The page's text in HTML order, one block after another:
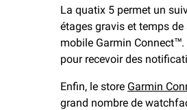
La quatix 5 permet un
étages gravis et temps
mobile Garmin
pour recevoir des
Enfin, le store Garmin
grand nombre de